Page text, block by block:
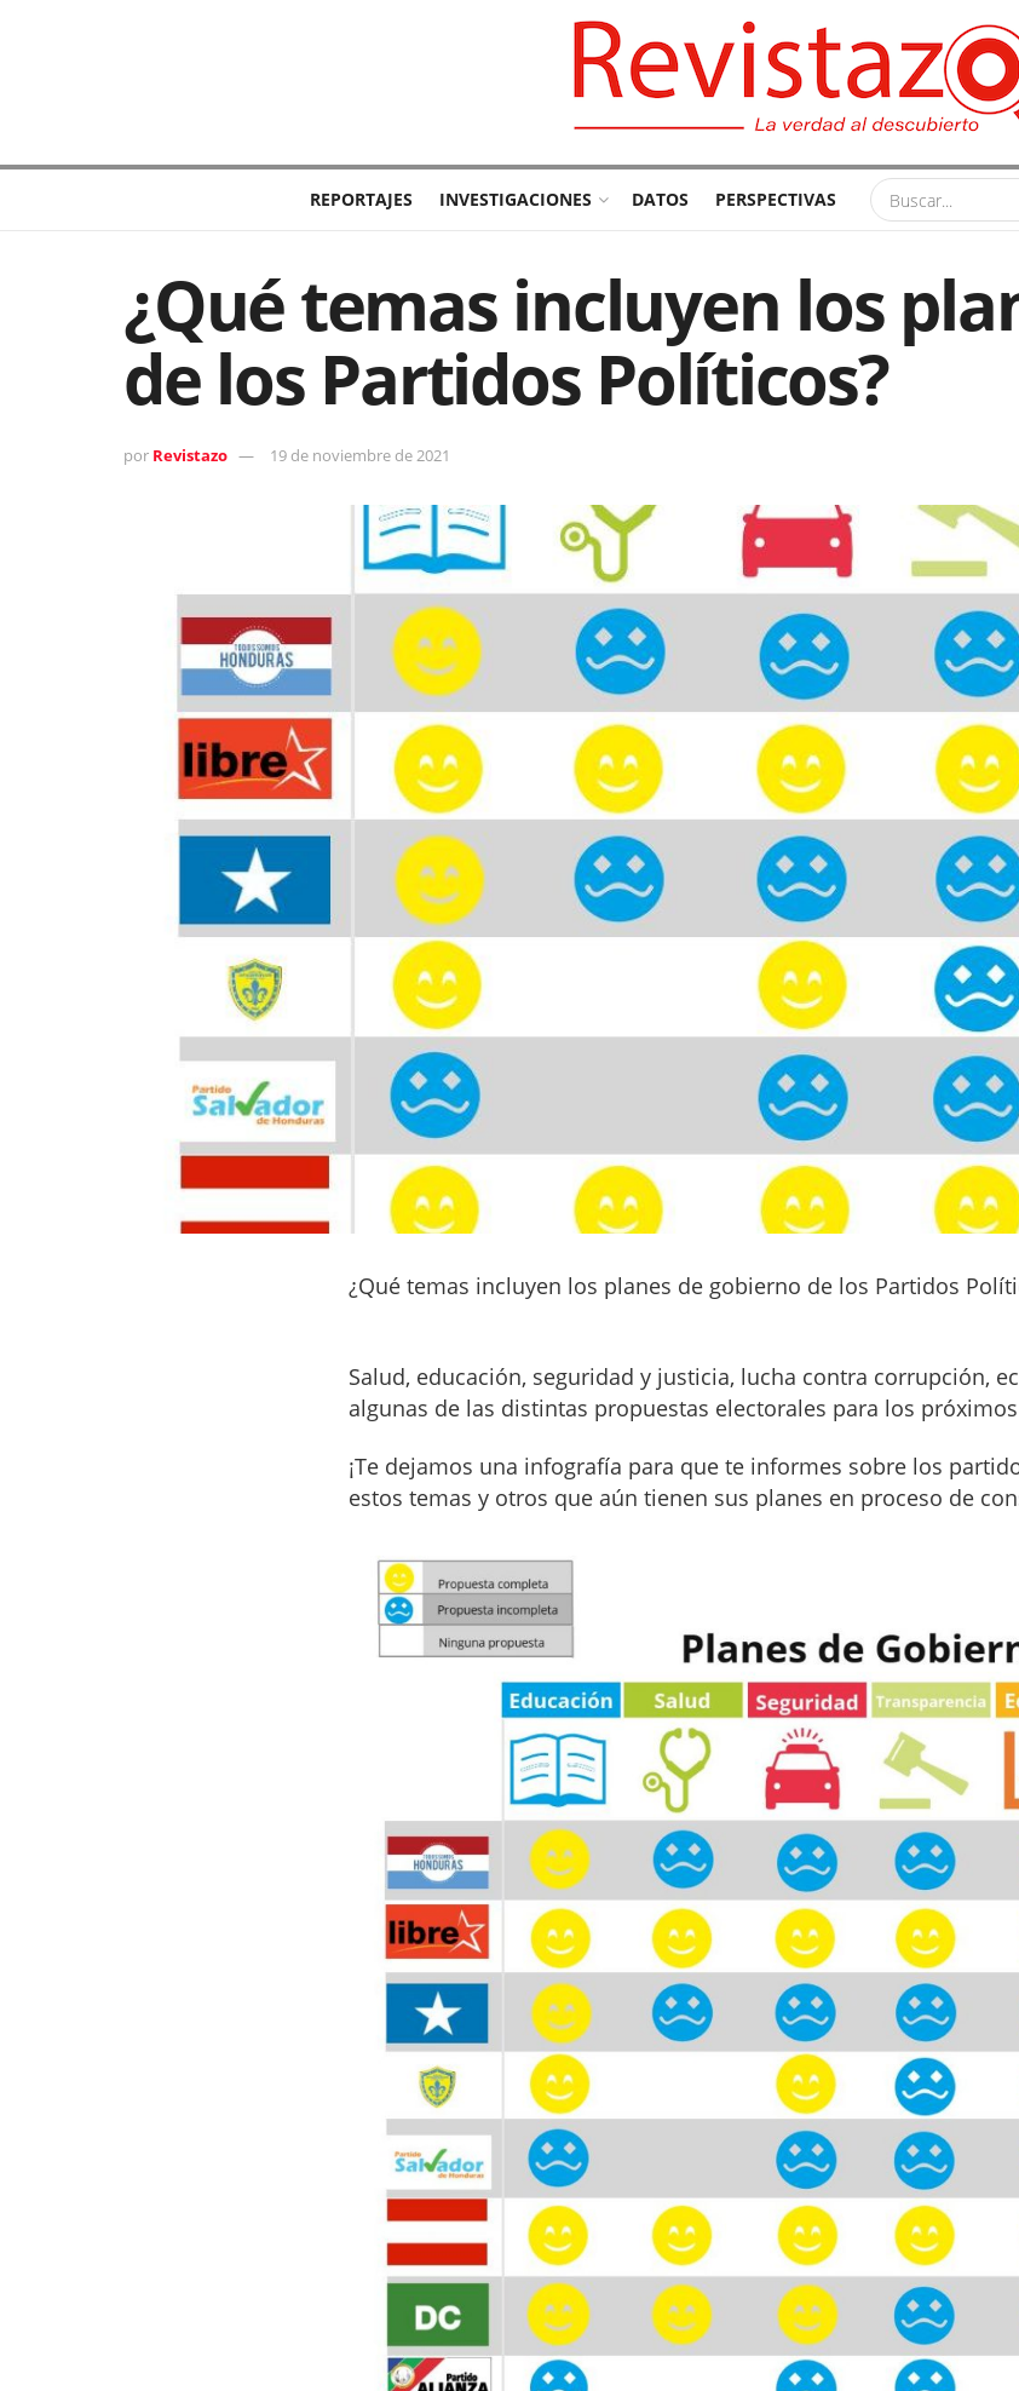
REPORTAJES INVESTIGACIONES DATOS PERSPECTIVAS
¿Qué temas incluyen los
de los Partidos Políticos?
por Revistazo 19 de noviembre de 2021
¿Qué temas incluyen los planes de gobierno de los Partidos
Salud, educación, seguridad y justicia, lucha contra corrupción,
algunas de las distintas propuestas electorales para los
¡Te dejamos una infografía para que te informes sobre los
estos temas y otros que aún tienen sus planes en proceso de